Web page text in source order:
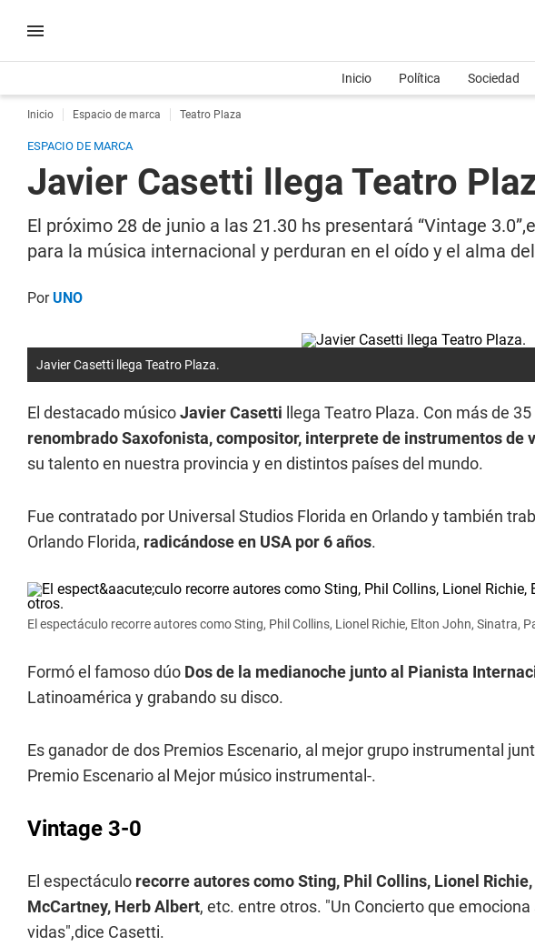
Inicio Política Sociedad
Inicio Espacio de marca Teatro Plaza
ESPACIO DE MARCA
Javier Casetti llega Teatro
El próximo 28 de junio a las 21.30 hs presentará “Vintage
para la música internacional y perduran en el oído y el alma
PorUNO
Javier Casetti llega Teatro Plaza.
El destacado músicoJavier Casetti llega Teatro Plaza. Con más de
renombrado Saxofonista, compositor, interprete de instrumentos de
su talento en nuestra provincia y en distintos países del mundo.
Fue contratado por Universal Studios Florida en Orlando y también
Orlando Florida, radicándose en USA por 6 años.
El espectáculo recorre autores como Sting, Phil Collins, Lionel Richie, Elton John, Sinatra,
Formó el famoso dúo Dos de la medianoche junto al Pianista
Latinoamérica y grabando su disco.
Es ganador de dos Premios Escenario, al mejor grupo instrumental
Premio Escenario al Mejor músico instrumental-.
Vintage 3-0
El espectáculo recorre autores como Sting, Phil Collins, Lionel Richie,
McCartney, Herb Albert, etc. entre otros. "Un Concierto que
vidas",dice Casetti.